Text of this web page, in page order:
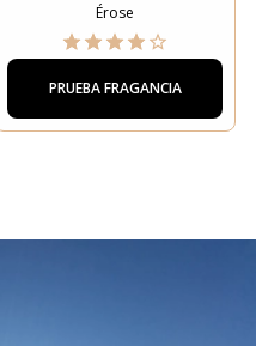
Érose
PRUEBA FRAGANCIA